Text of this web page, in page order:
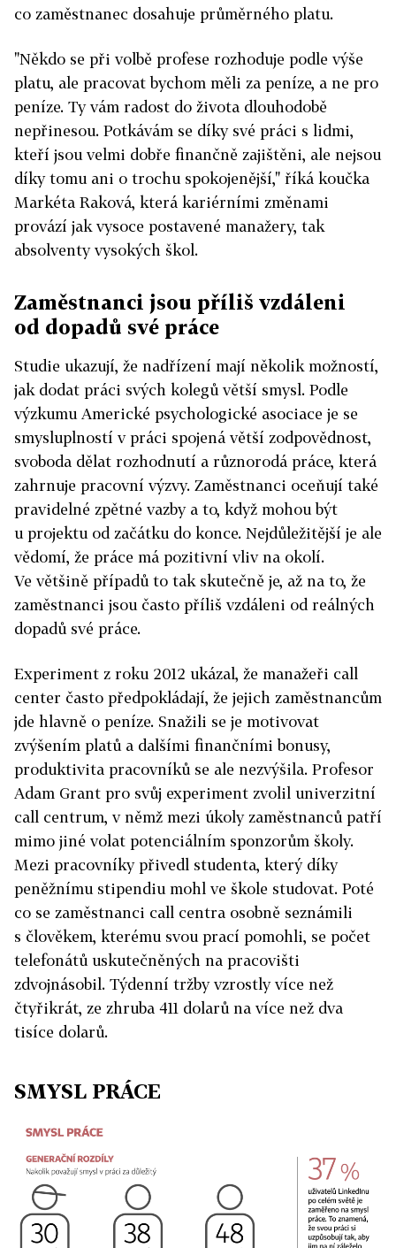
co zaměstnanec dosahuje průměrného platu.
"Někdo se při volbě profese rozhoduje podle výše
platu, ale pracovat bychom měli za peníze, a ne pro
peníze. Ty vám radost do života dlouhodobě
nepřinesou. Potkávám se díky své práci s lidmi,
kteří jsou velmi dobře finančně zajištěni, ale nejsou
díky tomu ani o trochu spokojenější," říká koučka
Markéta Raková, která kariérními změnami
provází jak vysoce postavené manažery, tak
absolventy vysokých škol.
Zaměstnanci jsou příliš vzdáleni
od dopadů své práce
Studie ukazují, že nadřízení mají několik možností,
jak dodat práci svých kolegů větší smysl. Podle
výzkumu Americké psychologické asociace je se
smysluplností v práci spojená větší zodpovědnost,
svoboda dělat rozhodnutí a různorodá práce, která
zahrnuje pracovní výzvy. Zaměstnanci oceňují také
pravidelné zpětné vazby a to, když mohou být
u projektu od začátku do konce. Nejdůležitější je ale
vědomí, že práce má pozitivní vliv na okolí.
Ve většině případů to tak skutečně je, až na to, že
zaměstnanci jsou často příliš vzdáleni od reálných
dopadů své práce.
Experiment z roku 2012 ukázal, že manažeři call
center často předpokládají, že jejich zaměstnancům
jde hlavně o peníze. Snažili se je motivovat
zvýšením platů a dalšími finančními bonusy,
produktivita pracovníků se ale nezvýšila. Profesor
Adam Grant pro svůj experiment zvolil univerzitní
call centrum, v němž mezi úkoly zaměstnanců patří
mimo jiné volat potenciálním sponzorům školy.
Mezi pracovníky přivedl studenta, který díky
peněžnímu stipendiu mohl ve škole studovat. Poté
co se zaměstnanci call centra osobně seznámili
s člověkem, kterému svou prací pomohli, se počet
telefonátů uskutečněných na pracovišti
zdvojnásobil. Týdenní tržby vzrostly více než
čtyřikrát, ze zhruba 411 dolarů na více než dva
tisíce dolarů.
SMYSL PRÁCE